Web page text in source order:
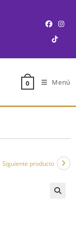
0 Menú
Siguiente producto